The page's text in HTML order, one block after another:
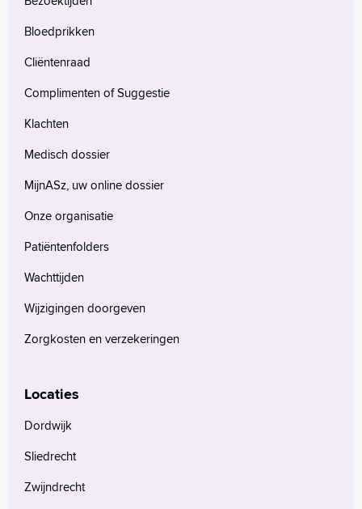
Bloedprikken
Cliëntenraad
Complimenten of Suggestie
Klachten
Medisch dossier
MijnASz, uw online dossier
Onze organisatie
Patiëntenfolders
Wachttijden
Wijzigingen doorgeven
Zorgkosten en verzekeringen
Locaties
Dordwijk
Sliedrecht
Zwijndrecht